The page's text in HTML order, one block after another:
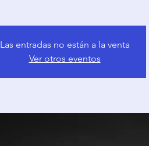
Las entradas no están a la venta
Ver otros eventos